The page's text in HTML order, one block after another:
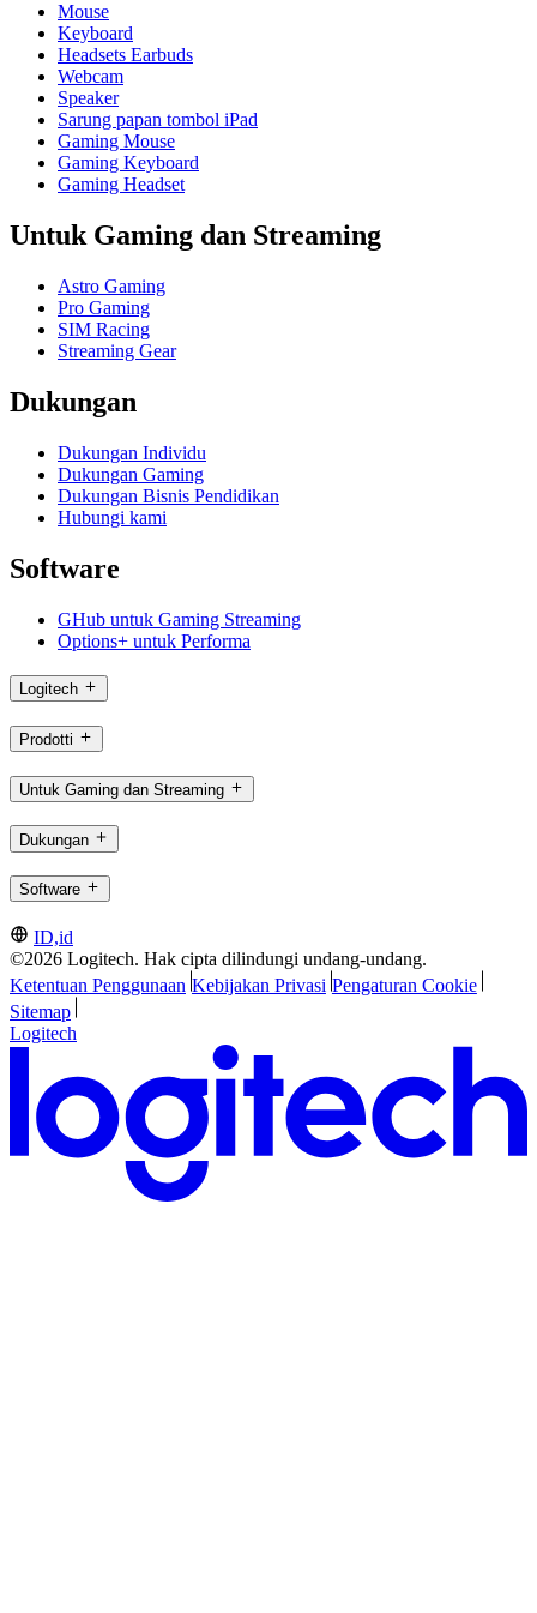
Mouse
Keyboard
Headsets Earbuds
Webcam
Speaker
Sarung papan tombol iPad
Gaming Mouse
Gaming Keyboard
Gaming Headset
Untuk Gaming dan Streaming
Astro Gaming
Pro Gaming
SIM Racing
Streaming Gear
Dukungan
Dukungan Individu
Dukungan Gaming
Dukungan Bisnis Pendidikan
Hubungi kami
Software
GHub untuk Gaming Streaming
Options+ untuk Performa
Logitech
Prodotti
Untuk Gaming dan Streaming
Dukungan
Software
ID,id
©2026 Logitech. Hak cipta dilindungi undang-undang.
Ketentuan Penggunaan Kebijakan Privasi Pengaturan Cookie
Sitemap
Logitech